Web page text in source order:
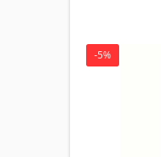
-5%